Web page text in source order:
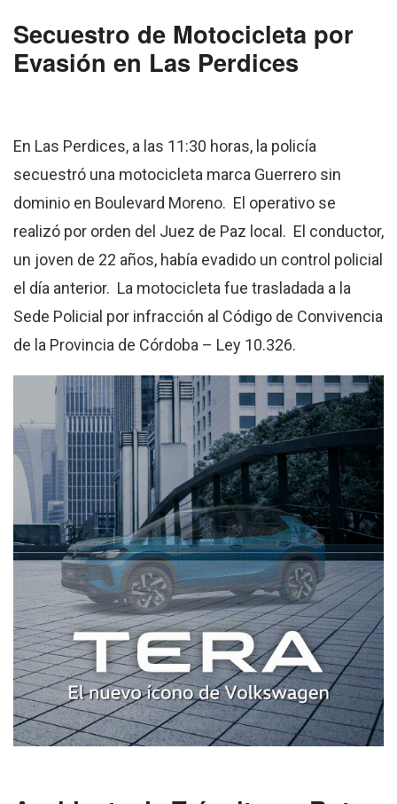
Secuestro de Motocicleta por
Evasión en Las Perdices
En Las Perdices, a las 11:30 horas, la policía
secuestró una motocicleta marca Guerrero sin
dominio en Boulevard Moreno. El operativo se
realizó por orden del Juez de Paz local. El conductor,
un joven de 22 años, había evadido un control policial
el día anterior. La motocicleta fue trasladada a la
Sede Policial por infracción al Código de Convivencia
de la Provincia de Córdoba – Ley 10.326.